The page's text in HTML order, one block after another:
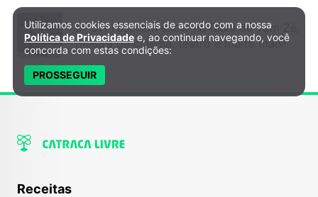
6º DH Fest tem show na faixa de Tom Zé,
mostra de cinema, teatro e muito mais!
Receitas
Política de Privacidade e Cookies
Utilizamos cookies essenciais de acordo com a nossa
Política de Privacidade e, ao continuar navegando, você
concorda com estas condições:
PROSSEGUIR